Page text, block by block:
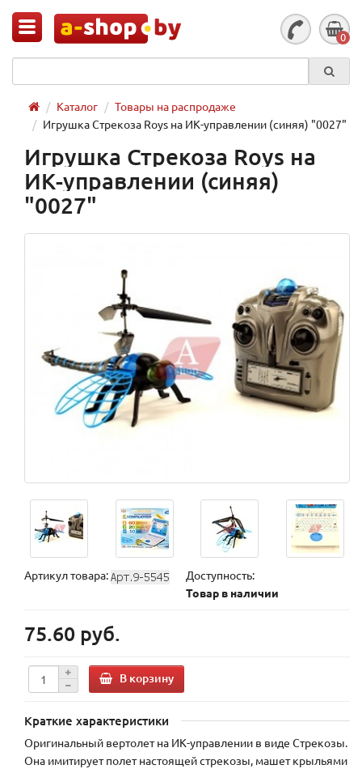
0
Каталог
Товары на распродаже
Игрушка Стрекоза Roys на ИК-управлении (синяя) "0027"
Игрушка Стрекоза Roys на
ИК-управлении (синяя)
"0027"
Артикул товара:
Доступность:
Товар в наличии
75.60 руб.
В корзину
Краткие характеристики
Оригинальный вертолет на ИК-управлении в виде Стрекозы.
Она имитирует полет настоящей стрекозы, машет крыльями